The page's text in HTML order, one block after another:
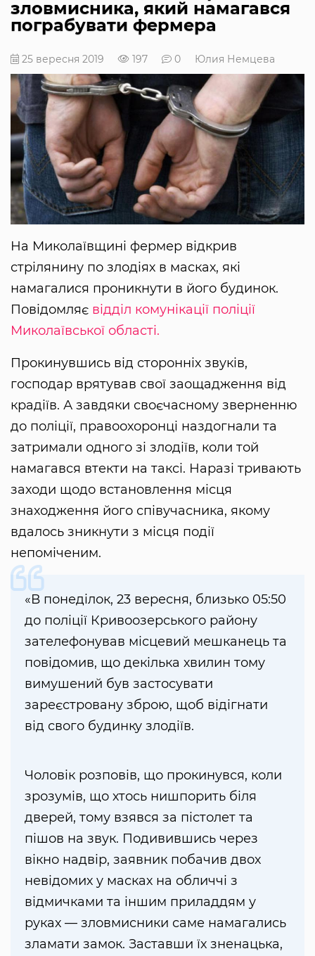
зловмисника, який намагався
пограбувати фермера
25 вересня 2019 197 0 Юлия Немцева
На Миколаївщині фермер відкрив
стрілянину по злодіях в масках, які
намагалися проникнути в його будинок.
Повідомляє відділ комунікації поліції
Миколаївської області.
Прокинувшись від сторонніх звуків,
господар врятував свої заощадження від
крадіїв. А завдяки своєчасному зверненню
до поліції, правоохоронці наздогнали та
затримали одного зі злодіїв, коли той
намагався втекти на таксі. Наразі тривають
заходи щодо встановлення місця
знаходження його співучасника, якому
вдалось зникнути з місця події
непоміченим.
«В понеділок, 23 вересня, близько 05:50
до поліції Кривоозерського району
зателефонував місцевий мешканець та
повідомив, що декілька хвилин тому
вимушений був застосувати
зареєстровану зброю, щоб відігнати
від свого будинку злодіїв.
Чоловік розповів, що прокинувся, коли
зрозумів, що хтось нишпорить біля
дверей, тому взявся за пістолет та
пішов на звук. Подивившись через
вікно надвір, заявник побачив двох
невідомих у масках на обличчі з
відмичками та іншим приладдям у
руках — зловмисники саме намагались
зламати замок. Заставши їх зненацька,